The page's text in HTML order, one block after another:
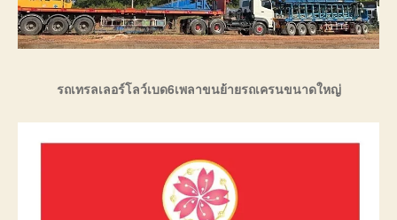
รถเทรลเลอร์โลว์เบด6เพลาขนย้ายรถเครนขนาดใหญ่